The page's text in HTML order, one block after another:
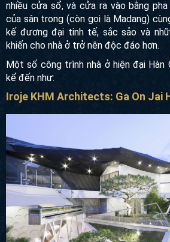
đặc điểm chung dễ thấy như cây
đãng, nhiều cửa sổ, và cửa ra vào
xuất hiện của sân trong (còn gọi
đường nét thiết kế đương đại tinh tế,
hình phá cách khiến cho nhà ở trở nên
Một số công trình nhà ở hiện đại Hàn
kể đến như: